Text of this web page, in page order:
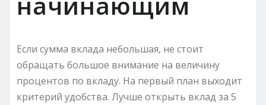
Если сумма вклада небольшая, не стоит
обращать большое внимание на величину
процентов по вкладу. На первый план выходит
критерий удобства. Лучше открыть вклад за 5